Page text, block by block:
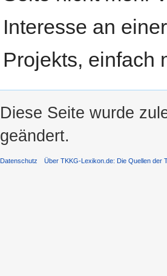
Interesse an
Projekts, einfach
Diese Seite wurde
geändert.
Datenschutz Über TKKG-Lexikon.de: Die Quellen der